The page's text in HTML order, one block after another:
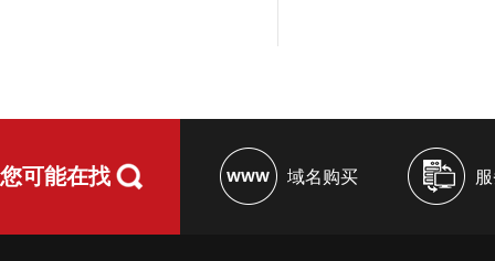
您可能在找 域名购买